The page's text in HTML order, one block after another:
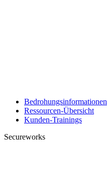
Bedrohungsinformationen
Ressourcen-Übersicht
Kunden-Trainings
Secureworks